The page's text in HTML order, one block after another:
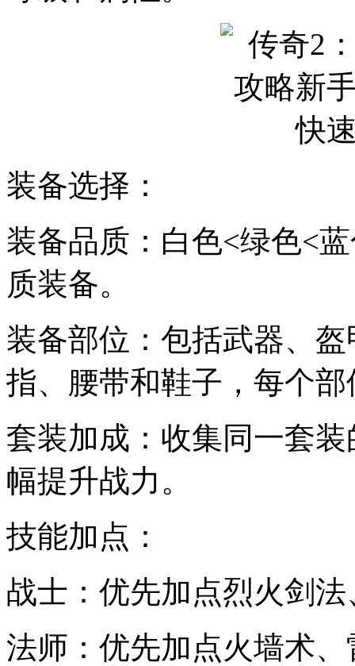
装备选择：
装备品质：白色<绿色<
质装备。
装备部位：包括武器、
指、腰带和鞋子，每个
套装加成：收集同一套
幅提升战力。
技能加点：
战士：优先加点烈火剑
法师：优先加点火墙术